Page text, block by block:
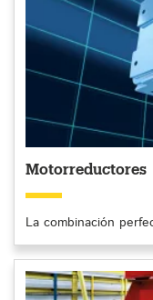
Motorreductores
La combinación